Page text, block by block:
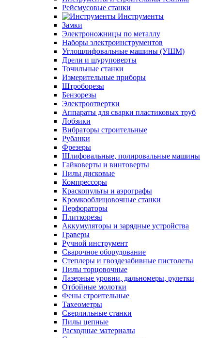
Рейсмусовые станки
Инструменты
Замки
Электроножницы по металлу
Наборы электроинструментов
Углошлифовальные машины (УШМ)
Дрели и шуруповерты
Точильные станки
Измерительные приборы
Штроборезы
Бензорезы
Электроотвертки
Аппараты для сварки пластиковых труб
Лобзики
Вибраторы строительные
Рубанки
Фрезеры
Шлифовальные, полировальные машины
Гайковерты и винтоверты
Пилы дисковые
Компрессоры
Краскопульты и аэрографы
Кромкооблицовочные станки
Перфораторы
Плиткорезы
Аккумуляторы и зарядные устройства
Граверы
Ручной инструмент
Сварочное оборудование
Степлеры и гвоздезабивные пистолеты
Пилы торцовочные
Лазерные уровни, дальномеры, рулетки
Отбойные молотки
Фены строительные
Тахеометры
Сверлильные станки
Пилы цепные
Расходные материалы